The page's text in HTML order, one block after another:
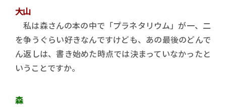
大山
私は森さんの本の中で「プラネタリウム」が一、二
を争うぐらい好きなんですけども、あの最後のどんで
ん返しは、書き始めた時点では決まっていなかったと
いうことですか。
森